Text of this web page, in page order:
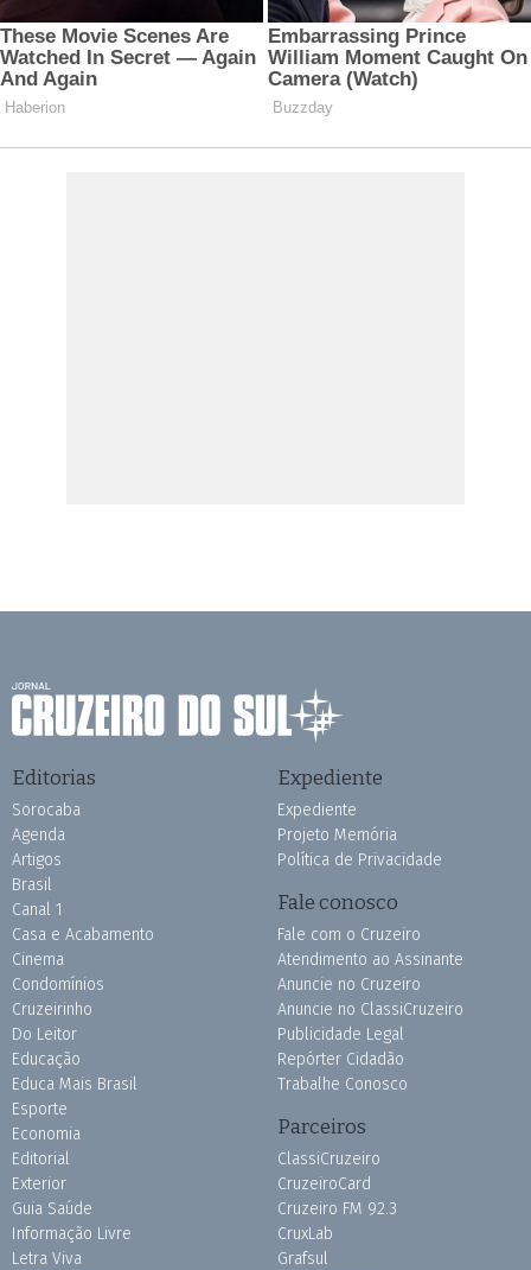
Editorias
Sorocaba
Agenda
Artigos
Brasil
Canal 1
Casa e Acabamento
Cinema
Condomínios
Cruzeirinho
Do Leitor
Educação
Educa Mais Brasil
Esporte
Economia
Editorial
Exterior
Guia Saúde
Informação Livre
Letra Viva
Expediente
Expediente
Projeto Memória
Política de Privacidade
Fale conosco
Fale com o Cruzeiro
Atendimento ao Assinante
Anuncie no Cruzeiro
Anuncie no ClassiCruzeiro
Publicidade Legal
Repórter Cidadão
Trabalhe Conosco
Parceiros
ClassiCruzeiro
CruzeiroCard
Cruzeiro FM 92.3
CruxLab
Grafsul